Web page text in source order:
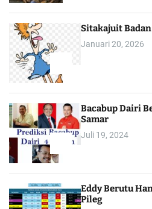
Sitakajuit Badan
Januari 20, 2026
Bacabup Dairi
Samar
Juli 19, 2024
Eddy Berutu
Pileg